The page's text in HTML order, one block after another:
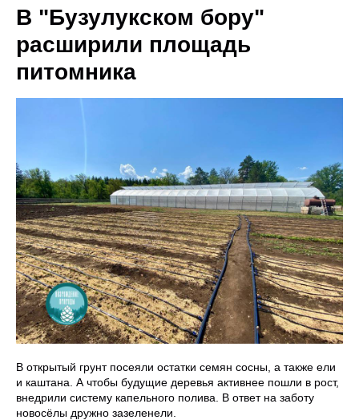
В "Бузулукском бору"
расширили площадь
питомника
В открытый грунт посеяли остатки семян сосны, а также ели
и каштана. А чтобы будущие деревья активнее пошли в рост,
внедрили систему капельного полива. В ответ на заботу
новосёлы дружно зазеленели.